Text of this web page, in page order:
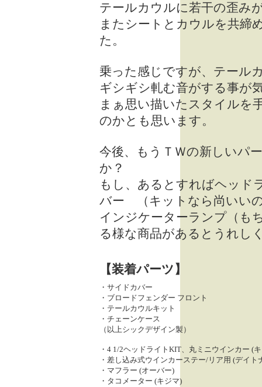
テールカウルに若干の歪み
またシートとカウルを共締
た。
乗った感じですが、テール
ギシギシ軋む音がする事が
まぁ思い描いたスタイルを
のかとも思います。
今後、もうＴＷの新しいパ
か？
もし、あるとすればヘッド
バー （キットなら尚いい
インジケーターランプ（も
る様な商品があるとうれし
【装着パーツ】
・サイドカバー
・ブロードフェンダー フロント
・テールカウルキット
・チェーンケース
（以上シックデザイン製）
・4 1/2ヘッドライトKIT、丸ミニウインカー (
・差し込み式ウインカーステー/リア用 (デイト
・マフラー (オーバー)
・タコメーター (キジマ)